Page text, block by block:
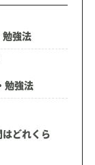
強法
勉強法
どれくら